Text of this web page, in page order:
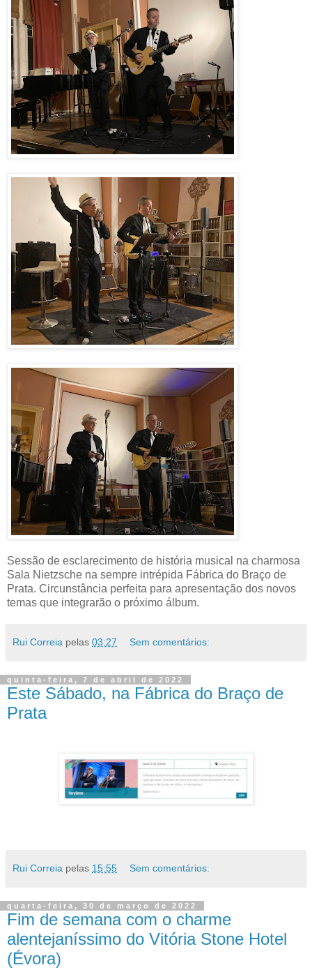
Sessão de esclarecimento de história musical na charmosa
Sala Nietzsche na sempre intrépida Fábrica do Braço de
Prata. Circunstância perfeita para apresentação dos novos
temas que integrarão o próximo álbum.
Rui Correia pelas 03:27 Sem comentários:
quinta-feira, 7 de abril de 2022
Este Sábado, na Fábrica do Braço de
Prata
Rui Correia pelas 15:55 Sem comentários:
quarta-feira, 30 de março de 2022
Fim de semana com o charme
alentejaníssimo do Vitória Stone Hotel
(Évora)